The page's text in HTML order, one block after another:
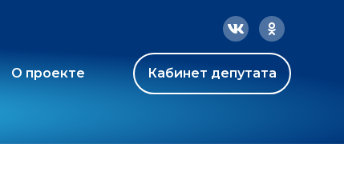
О проекте Кабинет депутата